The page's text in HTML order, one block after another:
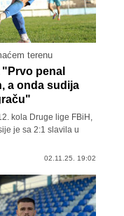
terenu
penal
a onda sudija
kola Druge lige FBiH,
je sa 2:1 slavila u
02.11.25. 19:02